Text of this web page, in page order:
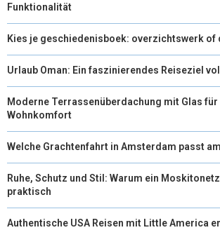
Funktionalität
Kies je geschiedenisboek: overzichtswerk of
Urlaub Oman: Ein faszinierendes Reiseziel
Moderne Terrassenüberdachung mit Glas für
Wohnkomfort
Welche Grachtenfahrt in Amsterdam passt
Ruhe, Schutz und Stil: Warum ein
praktisch
Authentische USA Reisen mit Little America